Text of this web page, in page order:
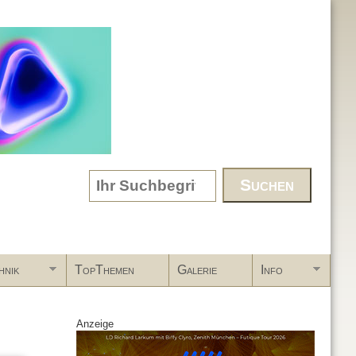
Search form
TopThemen Galerie Info
Anzeige